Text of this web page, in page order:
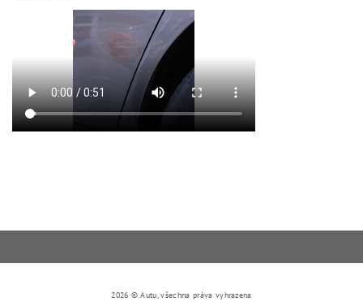
2026 © Autu, všechna práva vyhrazena